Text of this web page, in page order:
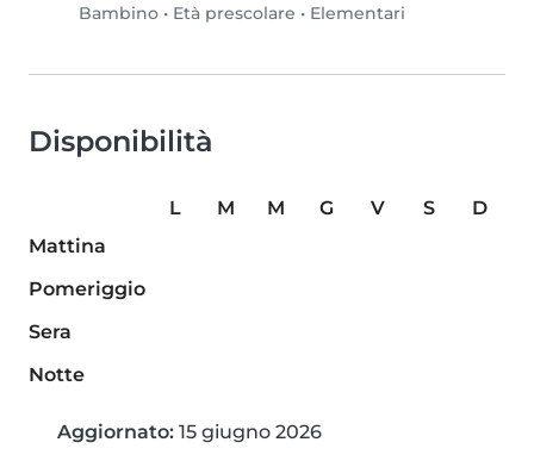
Bambino • Età prescolare • Elementari
Disponibilità
L M M G V S
D
Mattina
Pomeriggio
Sera
Notte
Aggiornato: 15 giugno 2026